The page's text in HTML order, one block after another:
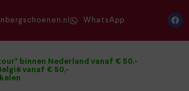
WhatsApp
binnen Nederland vanaf € 50,-
vanaf € 50,-